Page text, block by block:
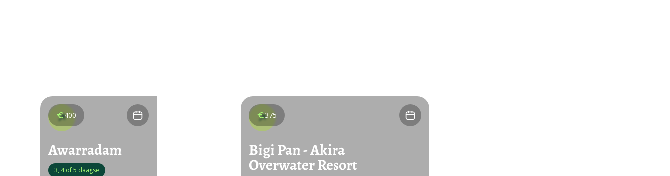
400
Awarradam
3, 4 of 5 daagse
375
Bigi Pan - Akira
Overwater Resort